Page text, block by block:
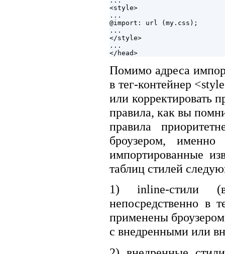
<style>
...
@import: url (my.css);
...
</style>
...
Помимо адреса
в тег-контейнер
или корректировать
правила, как вы
правила
броузером,
импортированные
таблиц стилей
1) inline-стили
непосредственно в
применены
с внедренными или